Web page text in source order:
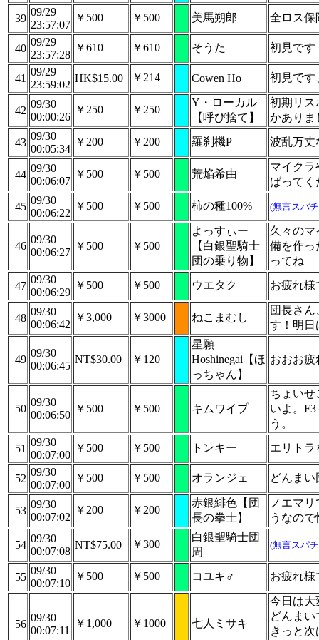
39
09/29
23:57:07
￥500 ￥500 美馬朔郎 全ロス保
40
09/29
23:57:28
￥610 ￥610 そうた 初見です
41
09/29
23:59:02
HK$15.00 ￥214 Cowen Ho 初見です
42
09/30
00:00:26
￥250 ￥250
Y・ローカル
【呼び捨て】
初期リス
かあり
43
09/30
00:05:34
￥200 ￥200 羅刹機P 波乱万丈
44
09/30
00:06:07
￥500 ￥500 荒焔希由
マイクラ
ばってく
45
09/30
00:06:22
￥500 ￥500 柿の種100% (無言スパ
46
09/30
00:06:27
￥500 ￥500
よっすぃー
【白銀聖騎士
団の乗り物】
久々のマ
備を作っ
ってね
47
09/30
00:06:29
￥500 ￥500 ウエタク お疲れ様
48
09/30
00:06:42
￥3,000 ￥3000 ねこまむし
団長さ
す！明日
49
09/30
00:06:45
NT$30.00 ￥120
星願
Hoshinegai【ほ
っちゃん】
おおお疲
50
09/30
00:06:50
￥500 ￥500 キムワイプ
ちょいせ
いよ。
う。
51
09/30
00:07:00
￥500 ￥500 トンキー エリトラ
52
09/30
00:07:00
￥500 ￥500 オランジェ どんまい
53
09/30
00:07:02
￥200 ￥200
赤銀緋色【団
長の拳士】
ノエマ
うなの
54
09/30
00:07:08
NT$75.00 ￥300
白銀聖騎士団_
周
(無言スパ
55
09/30
00:07:10
￥500 ￥500 コユキ♂ お疲れ様
56
09/30
00:07:11
￥1,000 ￥1000 七人ミサキ
今日は大
どんま
きっと